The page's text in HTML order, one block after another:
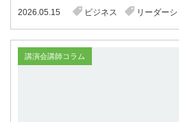
2026.05.15 ビジネス リーダー
講演会講師コラム